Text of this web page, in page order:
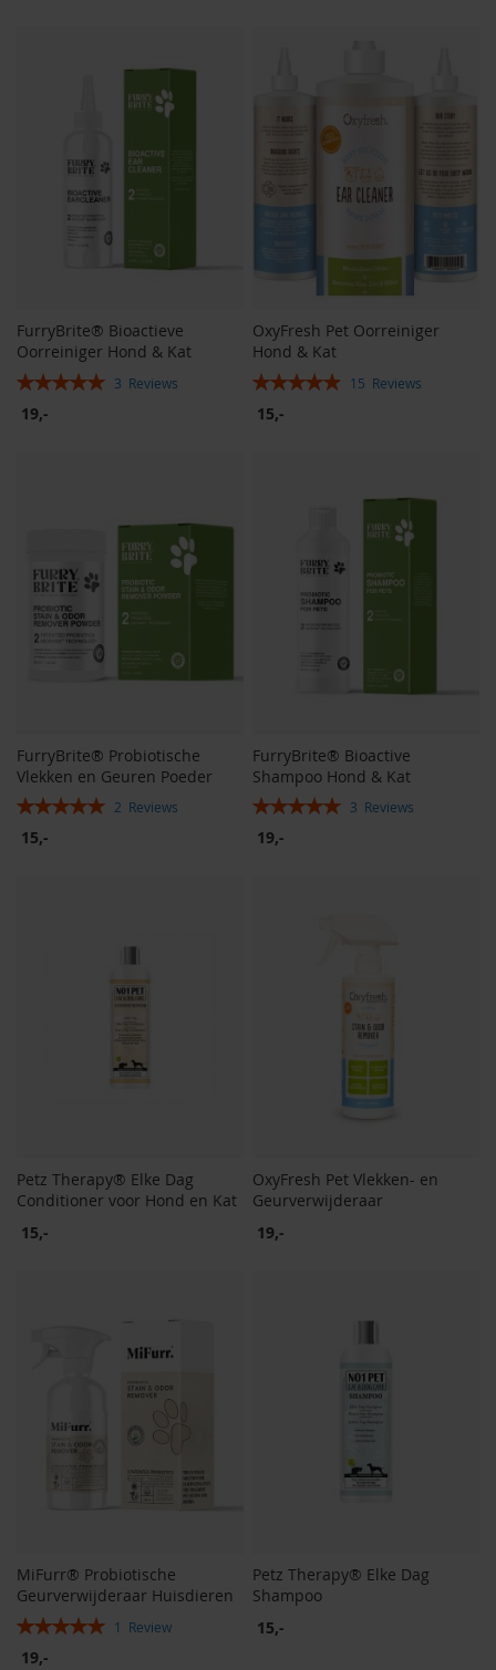
FurryBrite® Bioactieve
Oorreiniger Hond & Kat
Rating:
3 Reviews
19,-
OxyFresh Pet Oorreiniger
Hond & Kat
Rating:
15 Reviews
15,-
FurryBrite® Probiotische
Vlekken en Geuren Poeder
Rating:
2 Reviews
15,-
FurryBrite® Bioactive
Shampoo Hond & Kat
Rating:
3 Reviews
19,-
Petz Therapy® Elke Dag
Conditioner voor Hond en Kat
15,-
OxyFresh Pet Vlekken- en
Geurverwijderaar
19,-
MiFurr® Probiotische
Geurverwijderaar Huisdieren
Rating:
1 Review
19,-
Petz Therapy® Elke Dag
Shampoo
15,-